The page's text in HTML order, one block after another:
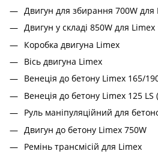
Двигун для збирання 700W для
Двигун у складі 850W для Limex
Коробка двигуна Limex
Вісь двигуна Limex
Венеція до бетону Limex 165/
Венеція до бетону Limex 125 LS
Руль маніпуляційний для
Двигун до бетону Limex 750W
Ремінь трансмісій для Limex